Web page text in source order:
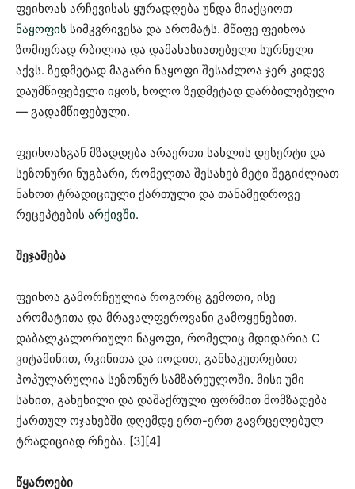
ფეიხოას არჩევისას ყურადღება უნდა მიაქციოთ
ნაყოფის სიმკვრივესა და არომატს. მწიფე ფეიხოა
ზომიერად რბილია და დამახასიათებელი სურნელი
აქვს. ზედმეტად მაგარი ნაყოფი შესაძლოა ჯერ კიდევ
დაუმწიფებელი იყოს, ხოლო ზედმეტად დარბილებული
— გადამწიფებული.
ფეიხოასგან მზადდება არაერთი სახლის დესერტი და
სეზონური ნუგბარი, რომელთა შესახებ მეტი შეგიძლიათ
ნახოთ ტრადიციული ქართული და თანამედროვე
რეცეპტების არქივში⁠.
შეჯამება
ფეიხოა გამორჩეულია როგორც გემოთი, ისე
არომატითა და მრავალფეროვანი გამოყენებით.
დაბალკალორიული ნაყოფი, რომელიც მდიდარია C
ვიტამინით, რკინითა და იოდით, განსაკუთრებით
პოპულარულია სეზონურ სამზარეულოში. მისი უმი
სახით, გახეხილი და დაშაქრული ფორმით მომზადება
ქართულ ოჯახებში დღემდე ერთ-ერთ გავრცელებულ
ტრადიციად რჩება. [3][4]
წყაროები